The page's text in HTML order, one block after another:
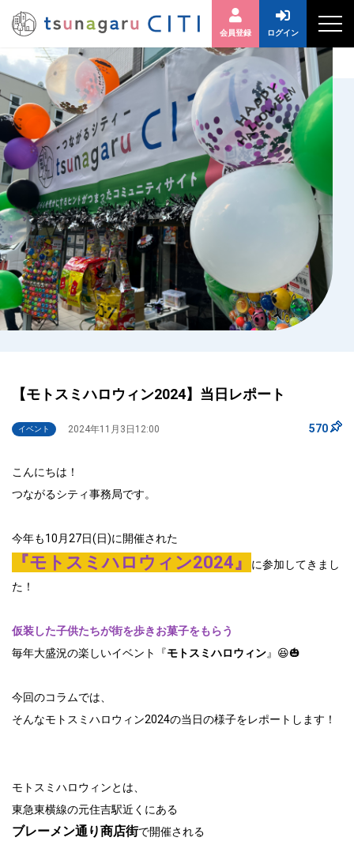
会員登録 ログイン
【モトスミハロウィン2024】当日レポート
イベント 2024年11月3日12:00 570
こんにちは！
つながるシティ事務局です。
今年も10月27日(日)に開催された
『モトスミハロウィン2024』
に参加してきまし
た！
仮装した子供たちが街を歩きお菓子をもらう
毎年大盛況の楽しいイベント『モトスミハロウィン』😆🎃
今回のコラムでは、
そんなモトスミハロウィン2024の当日の様子をレポートします！
モトスミハロウィンとは、
東急東横線の元住吉駅近くにある
ブレーメン通り商店街で開催される